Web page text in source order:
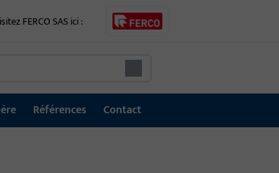
FERCO SAS ici :
Références Contact